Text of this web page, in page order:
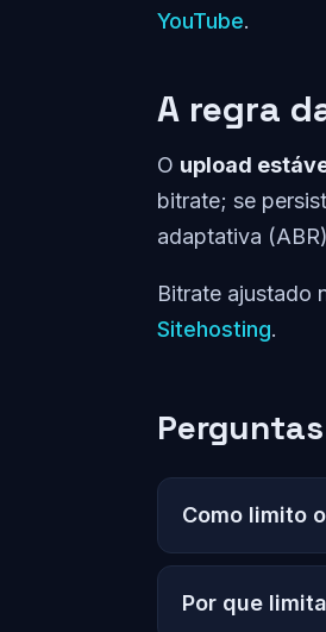
YouTube.
A regra
O upload
bitrate; se
adaptativa
Bitrate ajustado
Sitehosting.
Como limito
Por que